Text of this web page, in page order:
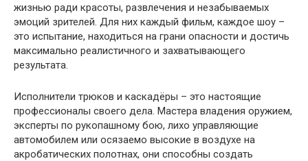
жизнью ради красоты, развлечения и незабываемых
эмоций зрителей. Для них каждый фильм, каждое шоу –
это испытание, находиться на грани опасности и достичь
максимально реалистичного и захватывающего
результата.
Исполнители трюков и каскадёры – это настоящие
профессионалы своего дела. Мастера владения оружием,
эксперты по рукопашному бою, лихо управляющие
автомобилем или осязаемо высокие в воздухе на
акробатических полотнах, они способны создать